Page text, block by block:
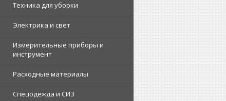
Техника для уборки
Электрика и свет
Измерительные приборы и
инструмент
Расходные материалы
Спецодежда и СИЗ